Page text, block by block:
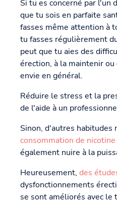
Si tu es concerné par l'un
que tu sois en parfaite
fasses même attention à
tu fasses régulièrement
peut que tu aies des
érection, à la maintenir
envie en général.
Réduire le stress et la
de l'aide à un
Sinon, d'autres habitudes
consommation de nicotine
également nuire à la
Heureusement, des
dysfonctionnements
se sont améliorés avec le